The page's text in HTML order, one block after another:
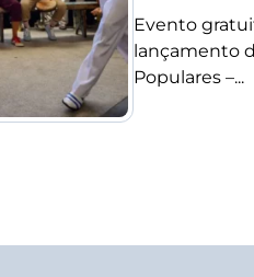
Evento
lançamento
Populares –...